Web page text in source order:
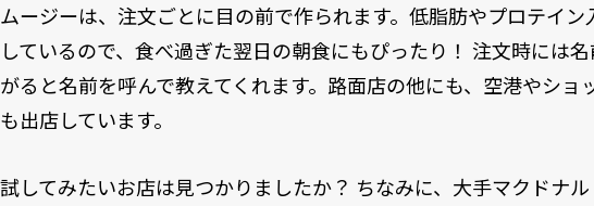
ムージーは、注文ごとに目の前で作られます。低脂肪やプロテイ
しているので、食べ過ぎた翌日の朝食にもぴったり！ 注文時には
がると名前を呼んで教えてくれます。路面店の他にも、空港やショ
も出店しています。
試してみたいお店は見つかりましたか？ ちなみに、大手マクドナ